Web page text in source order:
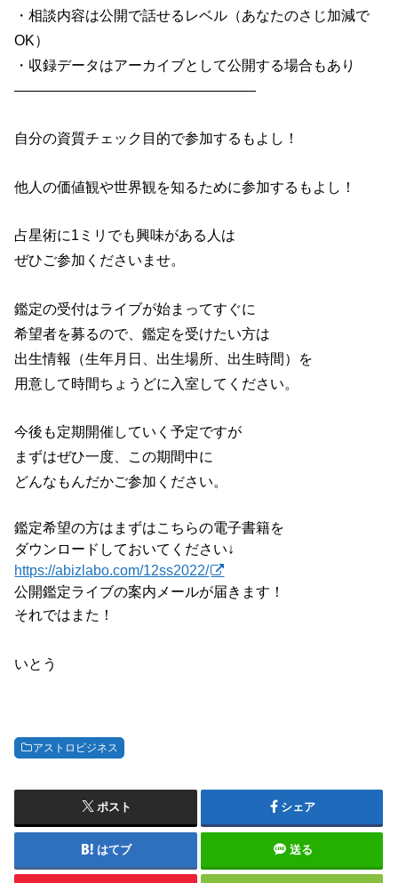
・相談内容は公開で話せるレベル（あなたのさじ加減で
OK）
・収録データはアーカイブとして公開する場合もあり
—————————————————
自分の資質チェック目的で参加するもよし！
他人の価値観や世界観を知るために参加するもよし！
占星術に1ミリでも興味がある人は
ぜひご参加くださいませ。
鑑定の受付はライブが始まってすぐに
希望者を募るので、鑑定を受けたい方は
出生情報（生年月日、出生場所、出生時間）を
用意して時間ちょうどに入室してください。
今後も定期開催していく予定ですが
まずはぜひ一度、この期間中に
どんなもんだかご参加ください。
鑑定希望の方はまずはこちらの電子書籍を
ダウンロードしておいてください↓
https://abizlabo.com/12ss2022/
公開鑑定ライブの案内メールが届きます！
それではまた！
いとう
アストロビジネス
ポスト シェア
はてブ 送る